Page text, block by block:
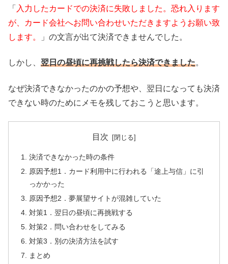
「 入力したカードでの決済に失敗しました。恐れ入ります
が、カード会社へお問い合わせいただきますようお願い致
します。
」の文言が出て決済できませんでした。
しかし、 翌日の昼頃に再挑戦したら決済できました。
なぜ決済できなかったのかの予想や、翌日になっても決済
できない時のためにメモを残しておこうと思います。
目次
決済できなかった時の条件
原因予想1．カード利用中に行われる「途上与信」に引
っかかった
原因予想2．夢展望サイトが混雑していた
対策1．翌日の昼頃に再挑戦する
対策2．問い合わせをしてみる
対策3．別の決済方法を試す
まとめ